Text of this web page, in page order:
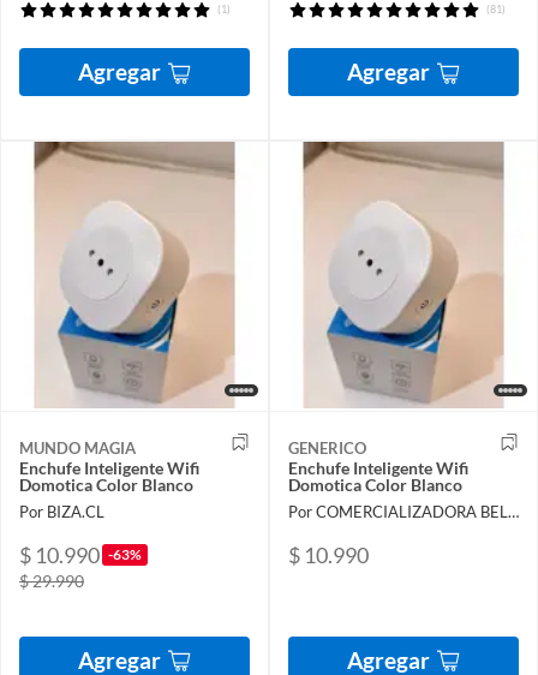
(1)
Agregar
(81)
Agregar
MUNDO MAGIA
Enchufe Inteligente Wifi
Domotica Color Blanco
Por BIZA.CL
$ 10.990 -63%
$ 29.990
Agregar
GENERICO
Enchufe Inteligente Wifi
Domotica Color Blanco
Por COMERCIALIZADORA BELLACASA SPA
$ 10.990
Agregar